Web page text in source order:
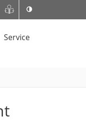
Service